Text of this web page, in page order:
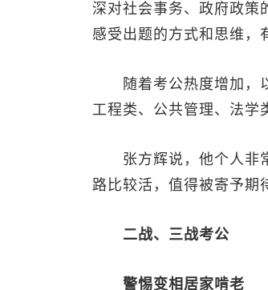
深对社会事务、政府政策
感受出题的方式和思维，
随着考公热度增加，以
工程类、公共管理、法学
张方辉说，他个人非常
路比较活，值得被寄予期
二战、三战考公
警惕变相居家啃老